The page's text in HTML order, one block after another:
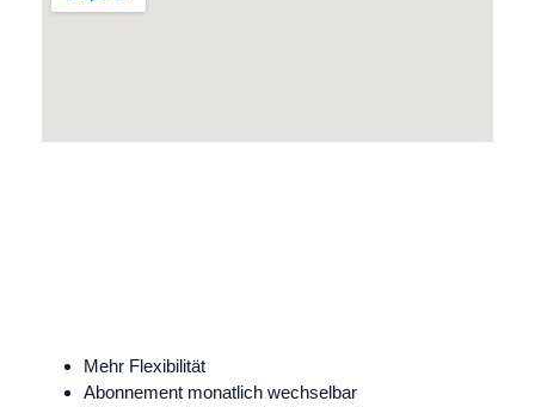
Mehr Flexibilität
Abonnement monatlich wechselbar